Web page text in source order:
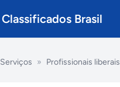
Classificados Brasil
Serviços » Profissionais liberais